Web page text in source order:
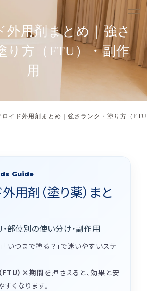
外用剤まとめ｜強さ
り方（FTU）・副作
用
ロイド外用剤まとめ｜強さランク・塗り方（
Guide
用剤（塗り薬）まと
・部位別の使い分け・副作用
「いつまで塗る？」で迷いやすいステ
）×期間を押さえると、効果と安
くなります。